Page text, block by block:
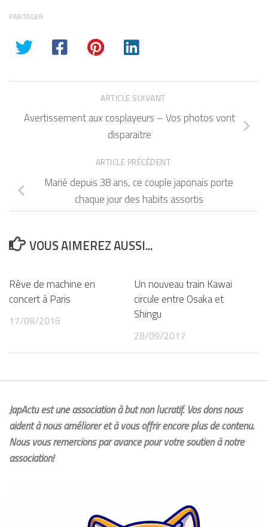
PARTAGER
ARTICLE SUIVANT
Avertissement aux cosplayeurs – Vos photos vont
disparaitre
ARTICLE PRÉCÉDENT
Marié depuis 38 ans, ce couple japonais porte
chaque jour des habits assortis
VOUS AIMEREZ AUSSI...
Rêve de machine en
concert à Paris
17/08/2016
Un nouveau train Kawai
circule entre Osaka et
Shingu
28/09/2017
JapActu est une association à but non lucratif. Vos dons nous
aident à nous améliorer et à vous offrir encore plus de contenu.
Nous vous remercions par avance pour votre soutien à notre
association!